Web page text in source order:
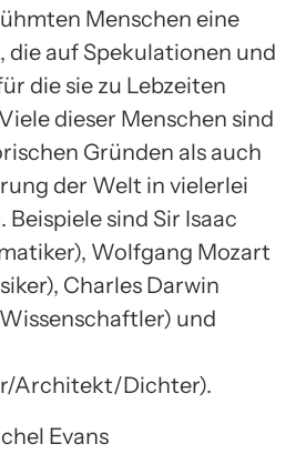
Menschen eine
die auf Spekulationen und
die sie zu Lebzeiten
dieser Menschen sind
Gründen als auch
der Welt in vielerlei
sind Sir Isaac
Wolfgang Mozart
Charles Darwin
und
Architekt/Dichter).
Evans